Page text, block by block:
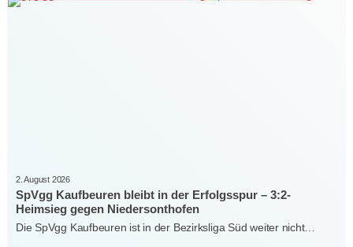
2. August 2026
SpVgg Kaufbeuren bleibt in der Erfolgsspur – 3:2-
Heimsieg gegen Niedersonthofen
Die SpVgg Kaufbeuren ist in der Bezirksliga Süd weiter nicht…